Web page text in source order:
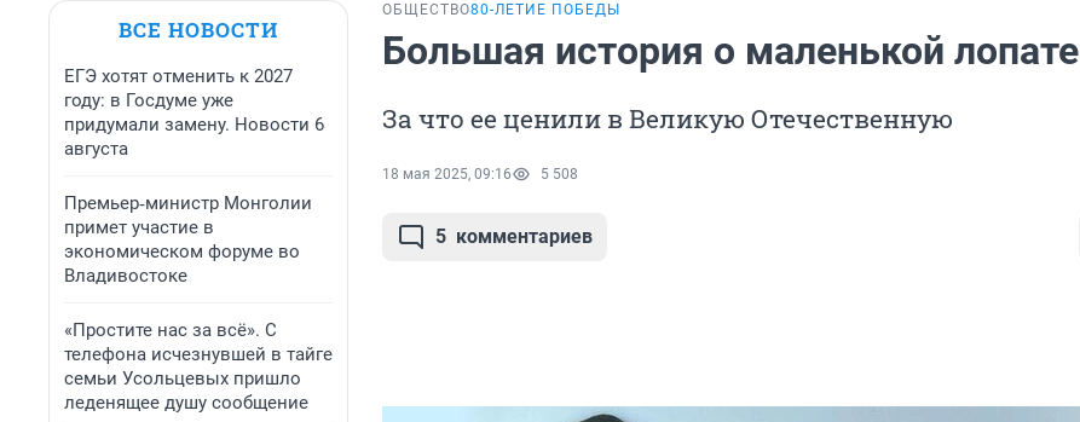
ВСЕ НОВОСТИ
ЕГЭ хотят отменить к 2027
году: в Госдуме уже
придумали замену. Новости 6
августа
Премьер‑министр Монголии
примет участие в
экономическом форуме во
Владивостоке
«Простите нас за всё». С
телефона исчезнувшей в тайге
семьи Усольцевых пришло
леденящее душу сообщение
ОБЩЕСТВО80-ЛЕТИЕ ПОБЕДЫ
Большая история о маленькой лопате
За что ее ценили в Великую Отечественную
18 мая 2025, 09:16 5 508
5 комментариев